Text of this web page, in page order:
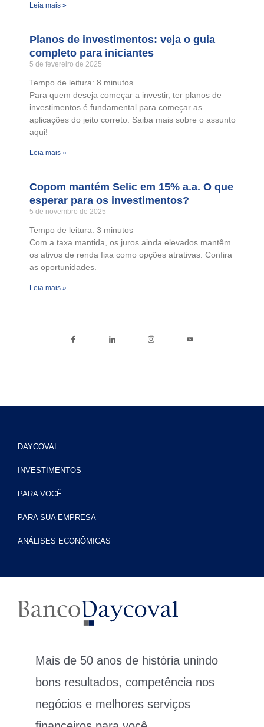
Leia mais »
Planos de investimentos: veja o guia
completo para iniciantes
5 de fevereiro de 2025
Tempo de leitura: 8 minutos
Para quem deseja começar a investir, ter planos de
investimentos é fundamental para começar as
aplicações do jeito correto. Saiba mais sobre o assunto
aqui!
Leia mais »
Copom mantém Selic em 15% a.a. O que
esperar para os investimentos?
5 de novembro de 2025
Tempo de leitura: 3 minutos
Com a taxa mantida, os juros ainda elevados mantêm
os ativos de renda fixa como opções atrativas. Confira
as oportunidades.
Leia mais »
DAYCOVAL
INVESTIMENTOS
PARA VOCÊ
PARA SUA EMPRESA
ANÁLISES ECONÔMICAS
Mais de 50 anos de história unindo
bons resultados, competência nos
negócios e melhores serviços